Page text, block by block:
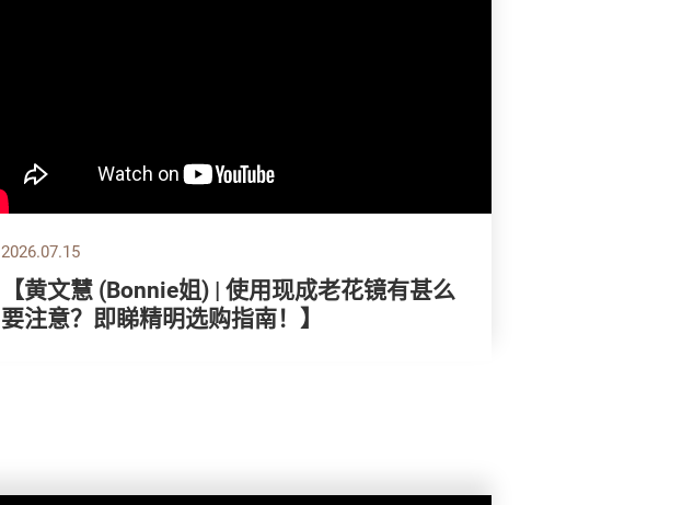
2026.07.15
【黄文慧 (Bonnie姐) | 使用现成老花镜有甚么
要注意？即睇精明选购指南！】